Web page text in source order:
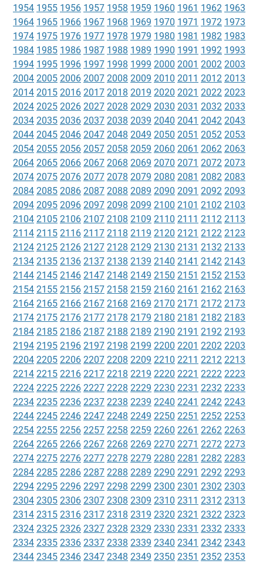
1954 1955 1956 1957 1958 1959 1960 1961 1962 1963
1964 1965 1966 1967 1968 1969 1970 1971 1972 1973
1974 1975 1976 1977 1978 1979 1980 1981 1982 1983
1984 1985 1986 1987 1988 1989 1990 1991 1992 1993
1994 1995 1996 1997 1998 1999 2000 2001 2002 2003
2004 2005 2006 2007 2008 2009 2010 2011 2012 2013
2014 2015 2016 2017 2018 2019 2020 2021 2022 2023
2024 2025 2026 2027 2028 2029 2030 2031 2032 2033
2034 2035 2036 2037 2038 2039 2040 2041 2042 2043
2044 2045 2046 2047 2048 2049 2050 2051 2052 2053
2054 2055 2056 2057 2058 2059 2060 2061 2062 2063
2064 2065 2066 2067 2068 2069 2070 2071 2072 2073
2074 2075 2076 2077 2078 2079 2080 2081 2082 2083
2084 2085 2086 2087 2088 2089 2090 2091 2092 2093
2094 2095 2096 2097 2098 2099 2100 2101 2102 2103
2104 2105 2106 2107 2108 2109 2110 2111 2112 2113
2114 2115 2116 2117 2118 2119 2120 2121 2122 2123
2124 2125 2126 2127 2128 2129 2130 2131 2132 2133
2134 2135 2136 2137 2138 2139 2140 2141 2142 2143
2144 2145 2146 2147 2148 2149 2150 2151 2152 2153
2154 2155 2156 2157 2158 2159 2160 2161 2162 2163
2164 2165 2166 2167 2168 2169 2170 2171 2172 2173
2174 2175 2176 2177 2178 2179 2180 2181 2182 2183
2184 2185 2186 2187 2188 2189 2190 2191 2192 2193
2194 2195 2196 2197 2198 2199 2200 2201 2202 2203
2204 2205 2206 2207 2208 2209 2210 2211 2212 2213
2214 2215 2216 2217 2218 2219 2220 2221 2222 2223
2224 2225 2226 2227 2228 2229 2230 2231 2232 2233
2234 2235 2236 2237 2238 2239 2240 2241 2242 2243
2244 2245 2246 2247 2248 2249 2250 2251 2252 2253
2254 2255 2256 2257 2258 2259 2260 2261 2262 2263
2264 2265 2266 2267 2268 2269 2270 2271 2272 2273
2274 2275 2276 2277 2278 2279 2280 2281 2282 2283
2284 2285 2286 2287 2288 2289 2290 2291 2292 2293
2294 2295 2296 2297 2298 2299 2300 2301 2302 2303
2304 2305 2306 2307 2308 2309 2310 2311 2312 2313
2314 2315 2316 2317 2318 2319 2320 2321 2322 2323
2324 2325 2326 2327 2328 2329 2330 2331 2332 2333
2334 2335 2336 2337 2338 2339 2340 2341 2342 2343
2344 2345 2346 2347 2348 2349 2350 2351 2352 2353